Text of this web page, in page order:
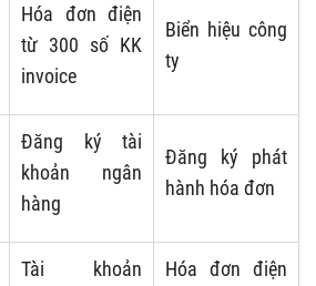
Hóa đơn điện
từ 300 số KK
invoice
Biển hiệu công
ty
Đăng ký tài
khoản ngân
hàng
Đăng ký phát
hành hóa đơn
Tài khoản
Hóa đơn điện